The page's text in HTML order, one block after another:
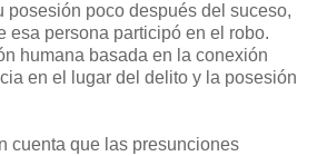
posesión poco después del suceso,
esa persona participó en el robo.
humana basada en la conexión
en el lugar del delito y la posesión
cuenta que las presunciones